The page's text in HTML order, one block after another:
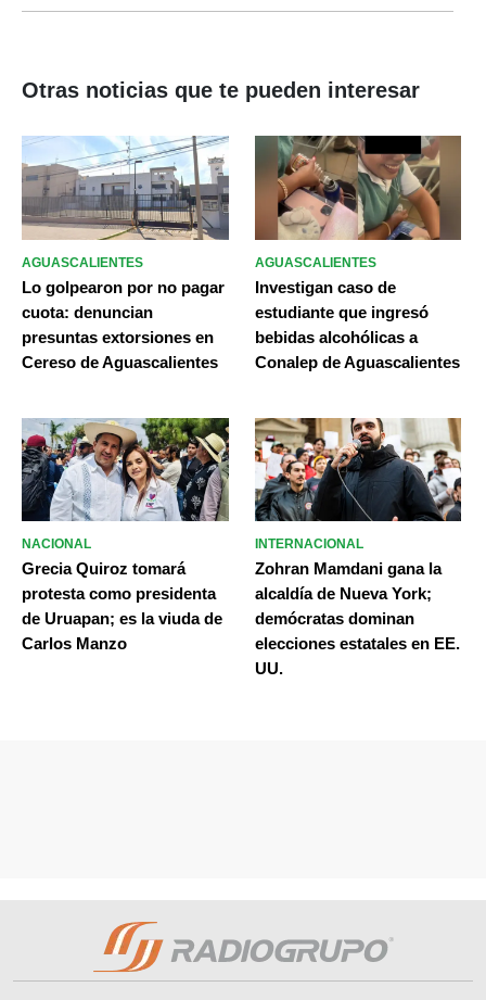
Otras noticias que te pueden interesar
AGUASCALIENTES
Lo golpearon por no pagar
cuota: denuncian
presuntas extorsiones en
Cereso de Aguascalientes
AGUASCALIENTES
Investigan caso de
estudiante que ingresó
bebidas alcohólicas a
Conalep de Aguascalientes
NACIONAL
Grecia Quiroz tomará
protesta como presidenta
de Uruapan; es la viuda de
Carlos Manzo
INTERNACIONAL
Zohran Mamdani gana la
alcaldía de Nueva York;
demócratas dominan
elecciones estatales en EE.
UU.